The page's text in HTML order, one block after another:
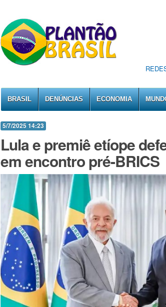
BRASIL DENÚNCIAS ECONOMIA
5/7/2025 14:23
Lula e premiê etíope
em encontro pré-BRICS